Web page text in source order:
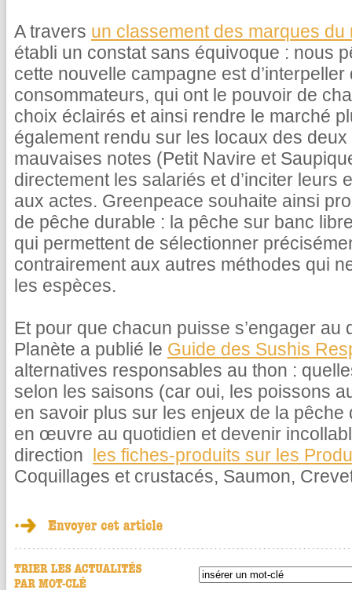
A travers un classement des marques du
établi un constat sans équivoque : nous
cette nouvelle campagne est
consommateurs, qui ont le pouvoir de
choix éclairés et ainsi rendre le marché
également rendu sur les locaux des
mauvaises notes (Petit Navire et
directement les salariés et d’inciter leurs
aux actes. Greenpeace souhaite ainsi
de pêche durable : la pêche sur banc
qui permettent de sélectionner
contrairement aux autres méthodes qui
les espèces.
Et pour que chacun puisse s’engager
Planète a publié le Guide des Sushis
alternatives responsables au thon :
selon les saisons (car oui, les poissons
en savoir plus sur les enjeux de la
en œuvre au quotidien et devenir
direction les fiches-produits sur les
Coquillages et crustacés, Saumon,